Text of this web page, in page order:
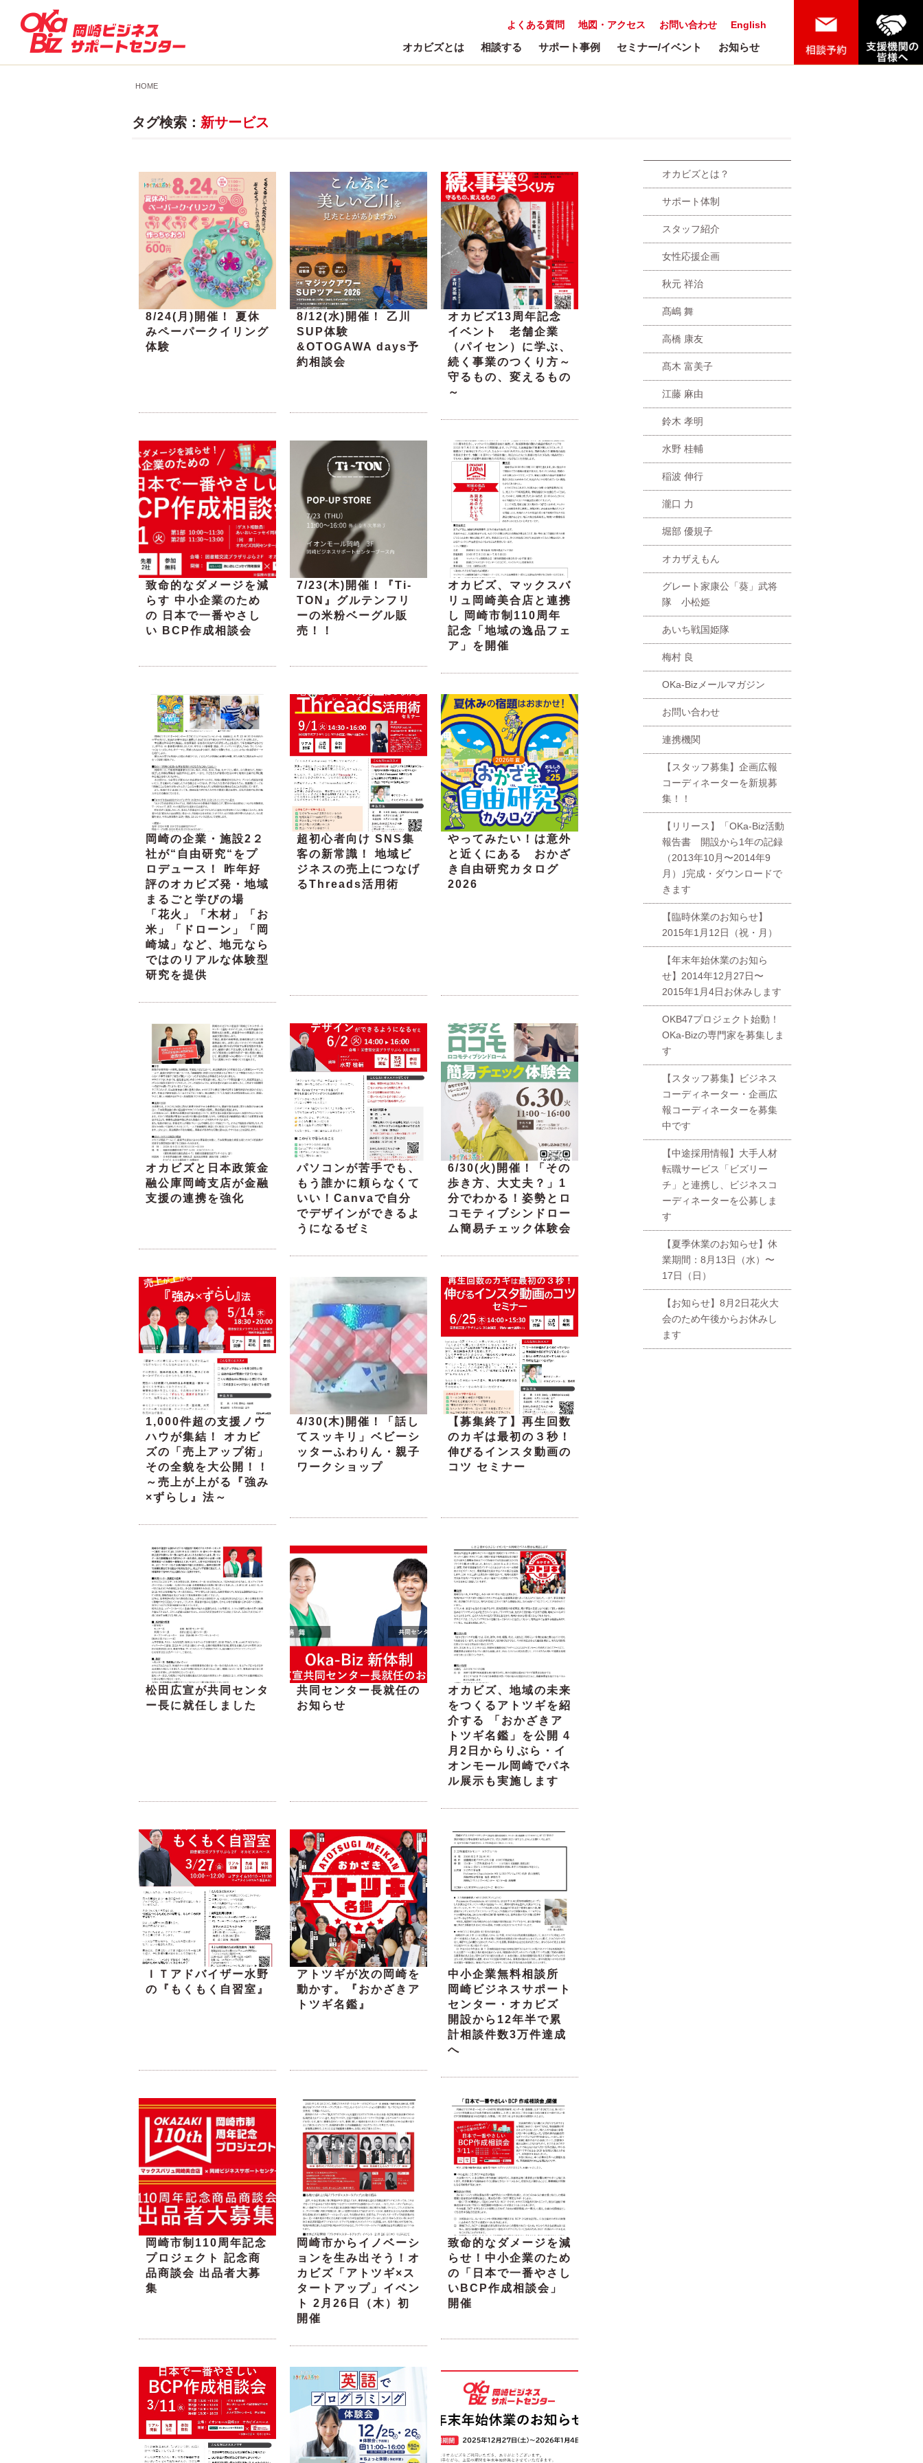
English
お問い合わせ
地図・アクセス
よくある質問
オカビズとは 相談する サポート事例 セミナー/イベント お知らせ
HOME
タグ検索： 新サービス
8/24(月)開催！ 夏休
みペーパークイリング
体験
8/12(水)開催！ 乙川
SUP体験
&OTOGAWA days予
約相談会
オカビズ13周年記念
イベント 老舗企業
（パイセン）に学ぶ、
続く事業のつくり方～
守るもの、変えるもの
～
致命的なダメージを減
らす 中小企業のため
の 日本で一番やさし
い BCP作成相談会
7/23(木)開催！『Ti-
TON』グルテンフリ
ーの米粉ベーグル販
売！！
オカビズ、マックスバ
リュ岡崎美合店と連携
し 岡崎市制110周年
記念「地域の逸品フェ
ア」を開催
岡崎の企業・施設2２
社が“自由研究“をプ
ロデュース！ 昨年好
評のオカビズ発・地域
まるごと学びの場
「花火」「木材」「お
米」「ドローン」「岡
崎城」など、地元なら
ではのリアルな体験型
研究を提供
超初心者向け SNS集
客の新常識！ 地域ビ
ジネスの売上につなげ
るThreads活用術
やってみたい！は意外
と近くにある おかざ
き自由研究カタログ
2026
オカビズと日本政策金
融公庫岡崎支店が金融
支援の連携を強化
パソコンが苦手でも、
もう誰かに頼らなくて
いい！Canvaで自分
でデザインができるよ
うになるゼミ
6/30(火)開催！「その
歩き方、大丈夫？」1
分でわかる！姿勢とロ
コモティブシンドロー
ム簡易チェック体験会
1,000件超の支援ノウ
ハウが集結！ オカビ
ズの「売上アップ術」
その全貌を大公開！！
～売上が上がる『強み
×ずらし』法～
4/30(木)開催！「話し
てスッキリ」ベビーシ
ッターふわりん・親子
ワークショップ
【募集終了】再生回数
のカギは最初の３秒！
伸びるインスタ動画の
コツ セミナー
松田広宣が共同センタ
ー長に就任しました
共同センター長就任の
お知らせ
オカビズ、地域の未来
をつくるアトツギを紹
介する 「おかざきア
トツギ名鑑」を公開 4
月2日からりぶら・イ
オンモール岡崎でパネ
ル展示も実施します
ＩＴアドバイザー水野
の『もくもく自習室』
アトツギが次の岡崎を
動かす。『おかざきア
トツギ名鑑』
中小企業無料相談所
岡崎ビジネスサポート
センター・オカビズ
開設から12年半で累
計相談件数3万件達成
へ
岡崎市制110周年記念
プロジェクト 記念商
品商談会 出品者大募
集
岡崎市からイノベーシ
ョンを生み出そう！オ
カビズ「アトツギ×ス
タートアップ」イベン
ト 2月26日（木）初
開催
致命的なダメージを減
らせ！中小企業のため
の「日本で一番やさし
いBCP作成相談会」
開催
オカビズとは？
サポート体制
スタッフ紹介
女性応援企画
秋元 祥治
髙嶋 舞
高橋 康友
髙木 富美子
江藤 麻由
鈴木 孝明
水野 桂輔
稲波 伸行
瀧口 力
堀部 優規子
オカザえもん
グレート家康公「葵」武将
隊 小松姫
あいち戦国姫隊
梅村 良
OKa-Bizメールマガジン
お問い合わせ
連携機関
【スタッフ募集】企画広報
コーディネーターを新規募
集！！
【リリース】「OKa-Biz活動
報告書 開設から1年の記録
（2013年10月〜2014年9
月）｣完成・ダウンロードで
きます
【臨時休業のお知らせ】
2015年1月12日（祝・月）
【年末年始休業のお知ら
せ】2014年12月27日〜
2015年1月4日お休みします
OKB47プロジェクト始動！
OKa-Bizの専門家を募集しま
す
【スタッフ募集】ビジネス
コーディネーター・企画広
報コーディネーターを募集
中です
【中途採用情報】大手人材
転職サービス「ビズリー
チ」と連携し、ビジネスコ
ーディネーターを公募しま
す
【夏季休業のお知らせ】休
業期間：8月13日（水）〜
17日（日）
【お知らせ】8月2日花火大
会のため午後からお休みし
ます